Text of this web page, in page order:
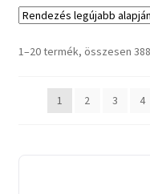
1–20 termék, összesen
1
2 3 4